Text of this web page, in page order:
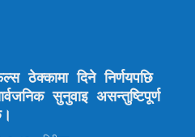
ठेक्कामा दिने निर्णयपछि
सुनुवाइ असन्तुष्टिपूर्ण